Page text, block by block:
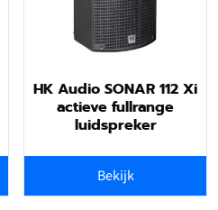
HK Audio SONAR 112 Xi
actieve fullrange
luidspreker
Bekijk